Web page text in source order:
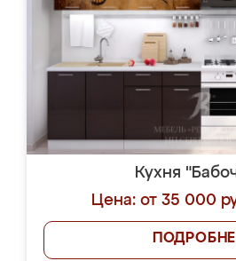
Кухня
Цена: от 35 000